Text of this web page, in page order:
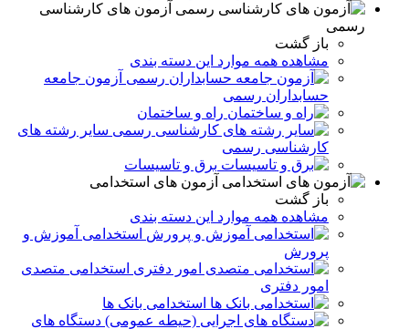
آزمون های کارشناسی
رسمی
باز گشت
مشاهده همه موارد این دسته بندی
آزمون جامعه
حسابداران رسمی
راه و ساختمان
سایر رشته های
کارشناسی رسمی
برق و تاسيسات
آزمون های استخدامی
باز گشت
مشاهده همه موارد این دسته بندی
استخدامی آموزش و
پرورش
استخدامی متصدی
امور دفتری
استخدامی بانک ها
دستگاه های